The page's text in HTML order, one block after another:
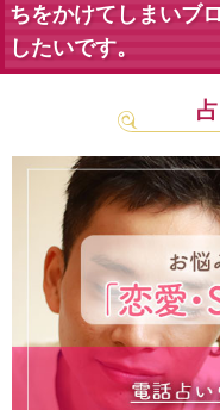
ちをかけてしまいブ
したいです。